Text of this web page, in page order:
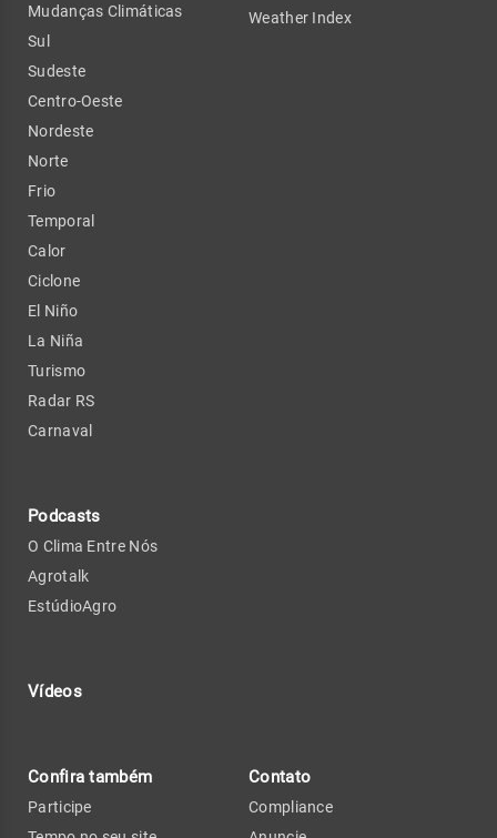
Mudanças Climáticas
Sul
Sudeste
Centro-Oeste
Nordeste
Norte
Frio
Temporal
Calor
Ciclone
El Niño
La Niña
Turismo
Radar RS
Carnaval
Podcasts
O Clima Entre Nós
Agrotalk
EstúdioAgro
Vídeos
Weather Index
Confira também
Participe
Contato
Compliance